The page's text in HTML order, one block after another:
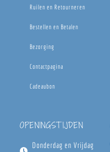
Ruilen en Retourneren
Bestellen en Betalen
Bezorging
Contactpagina
Cadeaubon
OPENINGSTIJDEN
Donderdag en Vrijdag